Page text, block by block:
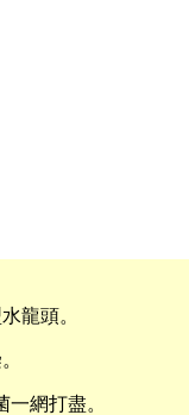
龍頭。
網打盡。